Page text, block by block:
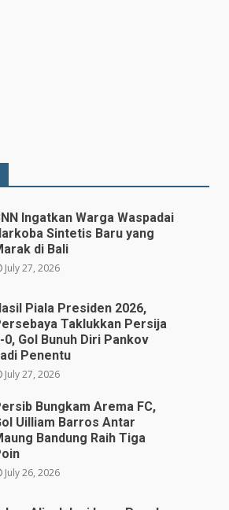
Ingatkan Warga Waspadai
Sintetis Baru yang
di Bali
July 27, 2026
Piala Presiden 2026,
Taklukkan Persija
0, Gol Bunuh Diri Pankov
Penentu
July 27, 2026
Bungkam Arema FC,
Uilliam Barros Antar
Bandung Raih Tiga
July 26, 2026